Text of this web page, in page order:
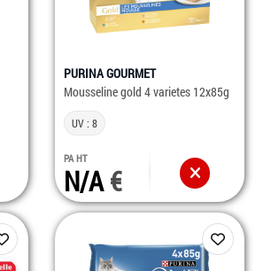
PURINA GOURMET
Mousseline gold 4 varietes 12x85g
UV : 8
PA HT
N/A